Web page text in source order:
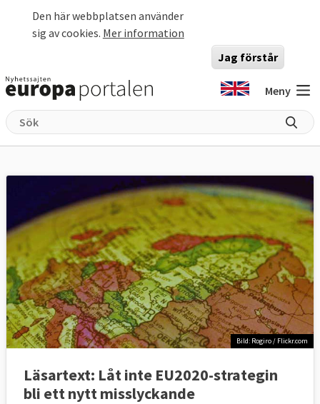
Den här webbplatsen använder
sig av cookies. Mer information
Jag förstår
Meny
Bild: Rogiro / Flickr.com
Läsartext: Låt inte EU2020-strategin
bli ett nytt misslyckande